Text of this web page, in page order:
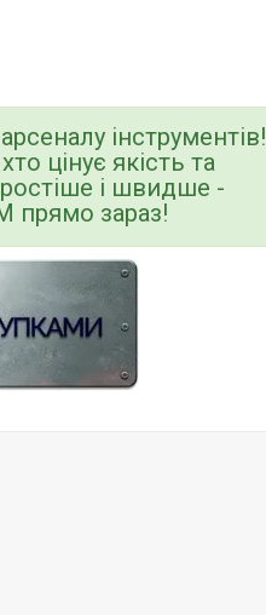
інструментів!
цінує якість та
і швидше -
прямо зараз!